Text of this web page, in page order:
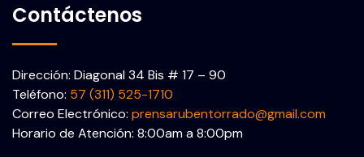
Contáctenos
Dirección: Diagonal 34 Bis # 17 – 90
Teléfono: 57 (311) 525-1710
Correo Electrónico: prensarubentorrado@gmail.com
Horario de Atención: 8:00am a 8:00pm